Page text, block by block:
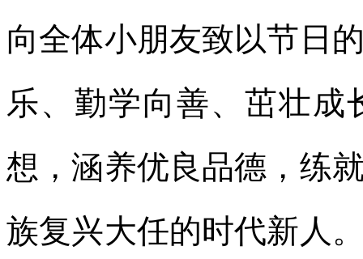
向全体小朋友致以节日
乐、勤学向善、茁壮成
想，涵养优良品德，练
族复兴大任的时代新人